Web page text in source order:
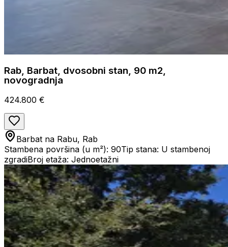
Rab, Barbat, dvosobni stan, 90 m2,
novogradnja
424.800 €
Barbat na Rabu, Rab
Stambena površina (u m²): 90Tip stana: U stambenoj
zgradiBroj etaža: Jednoetažni